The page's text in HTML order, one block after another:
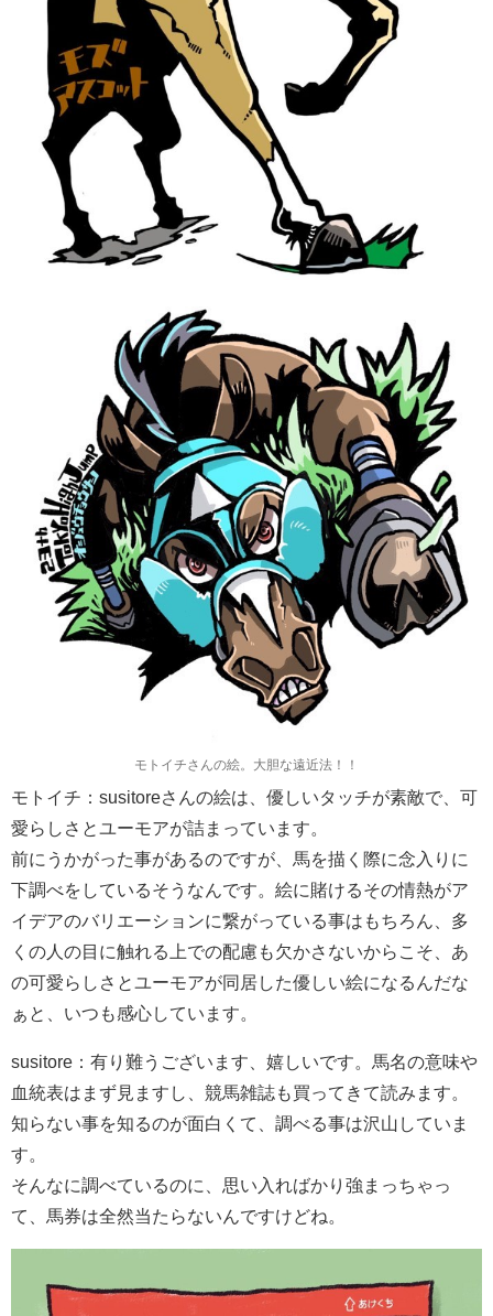
モトイチさんの絵。大胆な遠近法！！
モトイチ：susitoreさんの絵は、優しいタッチが素敵で、可
愛らしさとユーモアが詰まっています。
前にうかがった事があるのですが、馬を描く際に念入りに
下調べをしているそうなんです。絵に賭けるその情熱がア
イデアのバリエーションに繋がっている事はもちろん、多
くの人の目に触れる上での配慮も欠かさないからこそ、あ
の可愛らしさとユーモアが同居した優しい絵になるんだな
ぁと、いつも感心しています。
susitore：有り難うございます、嬉しいです。馬名の意味や
血統表はまず見ますし、競馬雑誌も買ってきて読みます。
知らない事を知るのが面白くて、調べる事は沢山していま
す。
そんなに調べているのに、思い入ればかり強まっちゃっ
て、馬券は全然当たらないんですけどね。